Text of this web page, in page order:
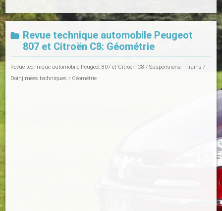
Revue technique automobile Peugeot
807 et Citroën C8: Géométrie
Revue technique automobile Peugeot 807 et Citroën C8 /Suspensions - Trains /
Doinjimées techniques / Géométrie